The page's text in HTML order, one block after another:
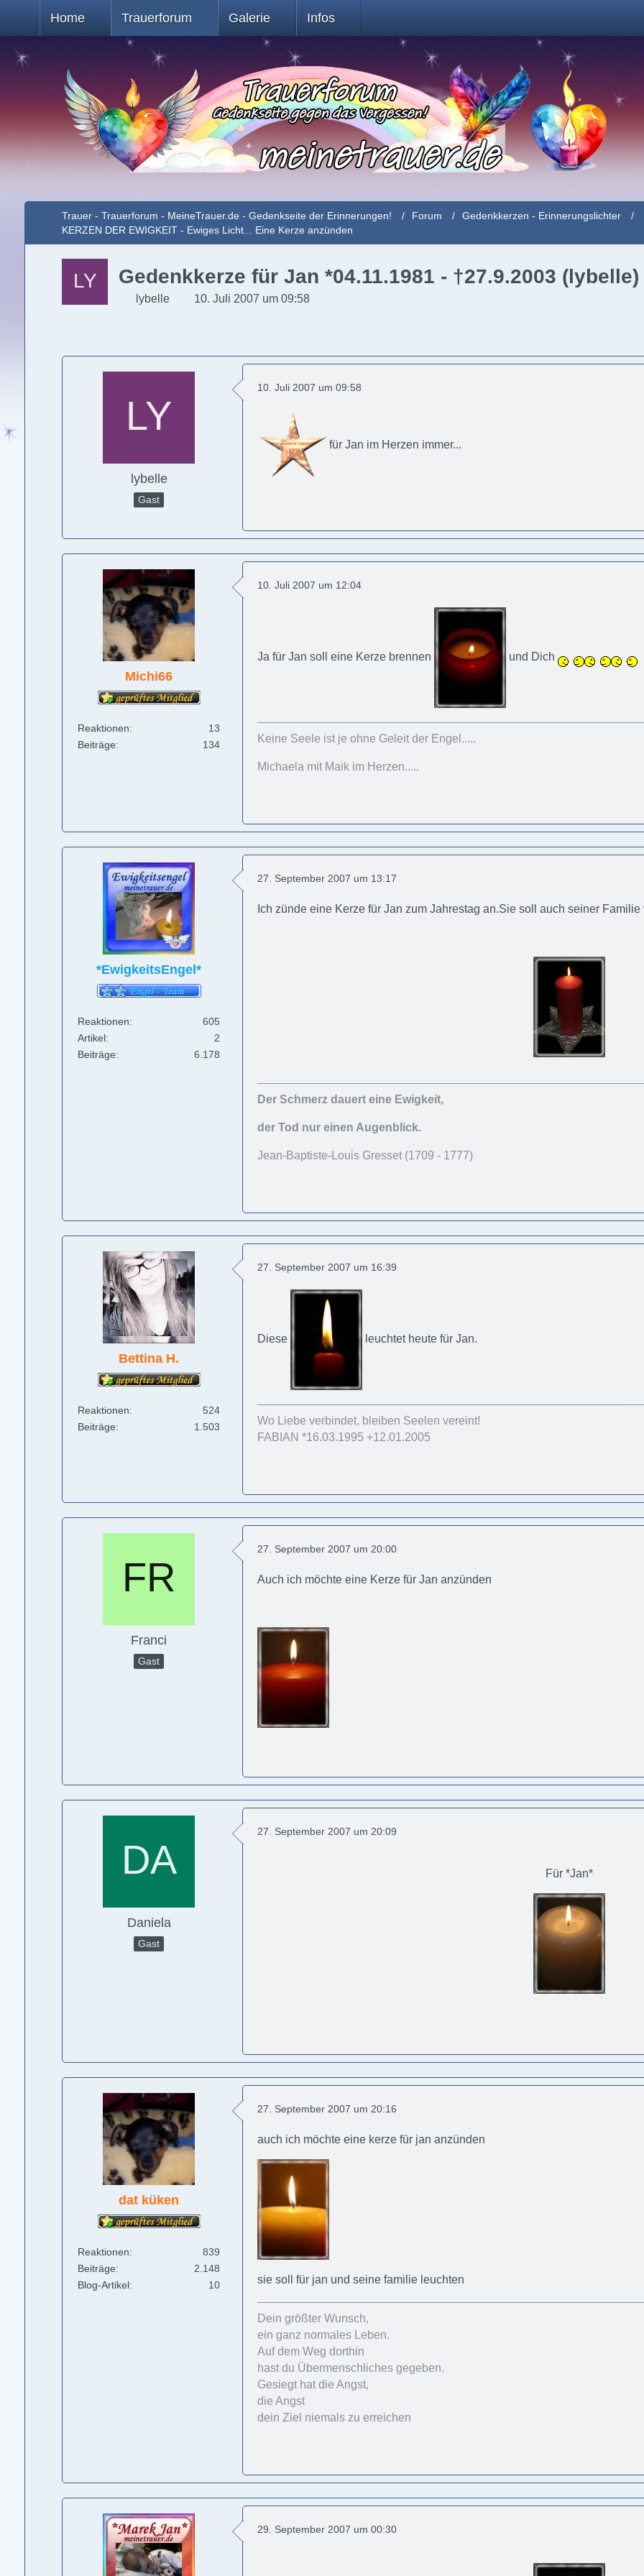
Home Trauerforum Galerie Infos
Trauer - Trauerforum - MeineTrauer.de - Gedenkseite der Erinnerungen! Forum
Gedenkkerzen - Erinnerungslichter
KERZEN DER EWIGKEIT - Ewiges Licht... Eine Kerze anzünden
Gedenkkerze für Jan *04.11.1981 - †27.9.2003 (lybelle)
lybelle 10. Juli 2007 um 09:58
lybelle
Gast
10. Juli 2007 um 09:58
für Jan im Herzen immer...
Michi66
Reaktionen
13
Beiträge
134
10. Juli 2007 um 12:04
Ja für Jan soll eine Kerze brennen und Dich
Keine Seele ist je ohne Geleit der Engel.....
Michaela mit Maik im Herzen.....
*EwigkeitsEngel*
Reaktionen
605
Artikel
2
Beiträge
6.178
27. September 2007 um 13:17
Ich zünde eine Kerze für Jan zum Jahrestag an.Sie soll auch seiner
Der Schmerz dauert eine Ewigkeit,
der Tod nur einen Augenblick.
Jean-Baptiste-Louis Gresset (1709 - 1777)
Bettina H.
Reaktionen
524
Beiträge
1.503
27. September 2007 um 16:39
Diese leuchtet heute für Jan.
Wo Liebe verbindet, bleiben Seelen vereint!
FABIAN *16.03.1995 +12.01.2005
Franci
Gast
27. September 2007 um 20:00
Auch ich möchte eine Kerze für Jan anzünden
Daniela
Gast
27. September 2007 um 20:09
Für *Jan*
dat küken
Reaktionen
839
Beiträge
2.148
Blog-Artikel
10
27. September 2007 um 20:16
auch ich möchte eine kerze für jan anzünden
sie soll für jan und seine familie leuchten
Dein größter Wunsch,
ein ganz normales Leben.
Auf dem Weg dorthin
hast du Übermenschliches gegeben.
Gesiegt hat die Angst,
die Angst
dein Ziel niemals zu erreichen
29. September 2007 um 00:30